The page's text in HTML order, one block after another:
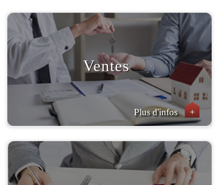
Ventes
Plus d'infos +